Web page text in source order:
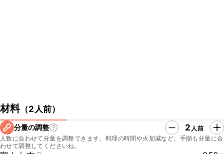
材料（2人前）
分量の調整 2 人前
人数に合わせて分量を調整できます。料理の時間や火加減など、手順も分量に合
わせて調整してくださいね。